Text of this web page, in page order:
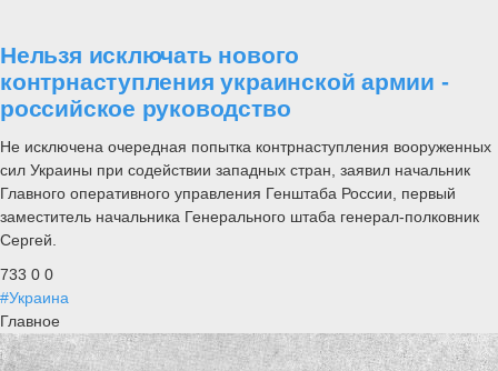
Нельзя исключать нового
контрнаступления украинской армии -
российское руководство
Не исключена очередная попытка контрнаступления вооруженных
сил Украины при содействии западных стран, заявил начальник
Главного оперативного управления Генштаба России, первый
заместитель начальника Генерального штаба генерал-полковник
Сергей.
733 0 0
#Украина
Главное